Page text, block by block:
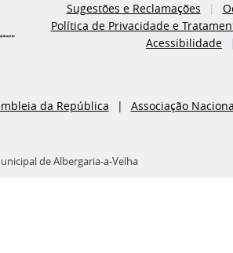
Sugestões e Reclamações
Política de Privacidade e
Acessibilidade
da República Associação
de Albergaria-a-Velha